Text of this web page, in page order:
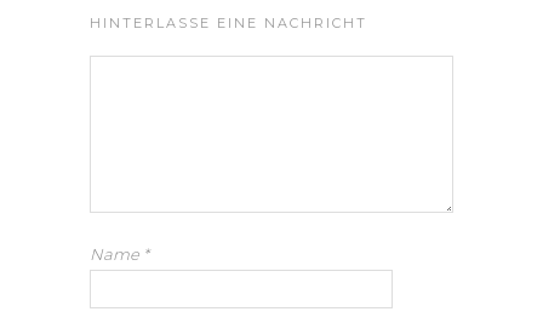
HINTERLASSE EINE NACHRICHT
Name *